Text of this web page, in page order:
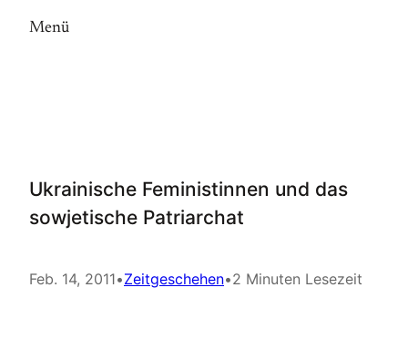
Menü
Ukrainische Feministinnen und das
sowjetische Patriarchat
Feb. 14, 2011•Zeitgeschehen•2 Minuten Lesezeit